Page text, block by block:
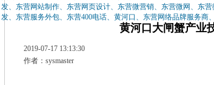
发、东营网站制作、东营网页设计、东营微营销、东营微网、东
发、东营服务外包、东营400电话、黄河口、东营网络品牌服务商
黄河口大闸蟹产业
2019-07-17 13:13:30
作者：sysmaster